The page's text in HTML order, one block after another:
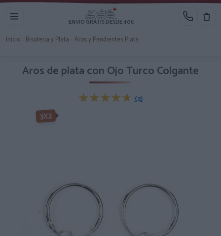
ENVIO GRATIS DESDE 40€
Inicio Bisutería y Plata Aros y Pendientes Plata
Aros de plata con Ojo Turco Colgante
★★★★★
★★★★★ (3)
3X2